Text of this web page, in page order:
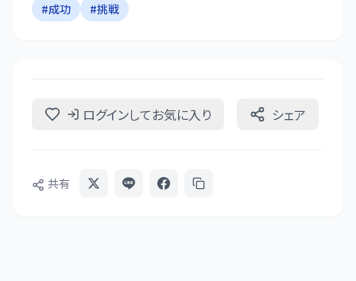
#成功 #挑戦
ログインしてお気に入り シェア
共有